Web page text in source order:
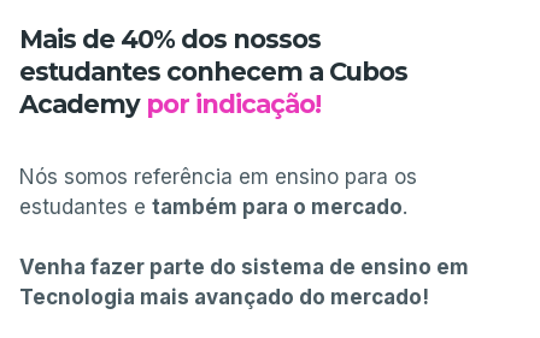
Mais de 40% dos nossos
estudantes conhecem a Cubos
Academy por indicação!
Nós somos referência em ensino para os
estudantes e também para o mercado.
Venha fazer parte do sistema de ensino em
Tecnologia mais avançado do mercado!